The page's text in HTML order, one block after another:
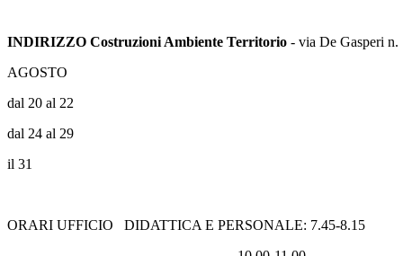
INDIRIZZO Costruzioni Ambiente Territorio - via De Gasperi n.
AGOSTO
dal 20 al 22
dal 24 al 29
il 31
ORARI UFFICIO DIDATTICA E PERSONALE: 7.45-8.15